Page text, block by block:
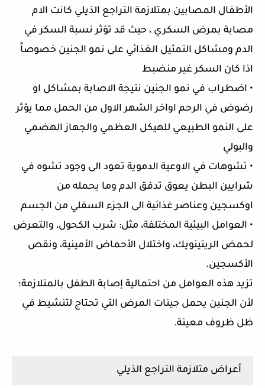
الأطفال المصابين بمتلازمة التراجع الذيلي كانت الام
مصابة بمرض السكري ، حيث قد تؤثر نسبة السكر في
الدم ومشاكل التمثيل الغذائي على نمو الجنين خصوصاً
اذا كان السكر غير منضبط
• اضطراب في نمو الجنين نتيجة الاصابة بمشاكل او
رضوض في الرحم اواخر الشهر الاول من الحمل مما يؤثر
على النمو الطبيعي للهيكل العظمي والجهاز الهضمي
والبولي
• تشوهات في الاوعية الدموية تعود الى وجود تشوه في
شرايين البطن يعوق تدفق الدم وما يحمله من
اوكسجين وعناصر غذائية الى الجزء السفلي من الجسم
• العوامل البيئية المختلفة، مثل: شرب الكحول، والتعرض
لحمض الريتينويك، واختلال الأحماض الأمينية، ونقص
الأكسجين.
تزيد هذه العوامل من احتمالية إصابة الطفل بالمتلازمة؛
لأن الجنين يحمل جينات المرض التي تحتاج لتنشيط في
ظل ظروف معينة.
أعراض متلازمة التراجع الذيلي